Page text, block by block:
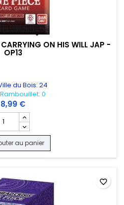
ON HIS WILL JAP -
OP13
du Bois: 24
0
8,99 €
Champ quantité du produit BOOSTER
au panier
favorite_border